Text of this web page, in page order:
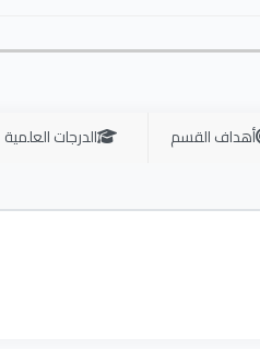
أهداف القسم الدرجات العلمية